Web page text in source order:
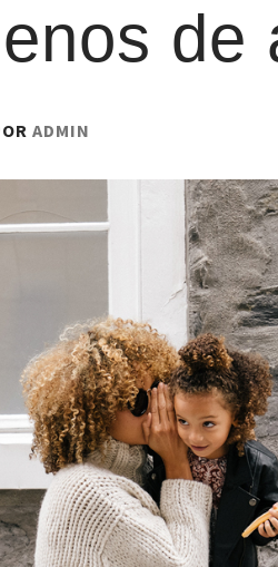
de
ADMIN